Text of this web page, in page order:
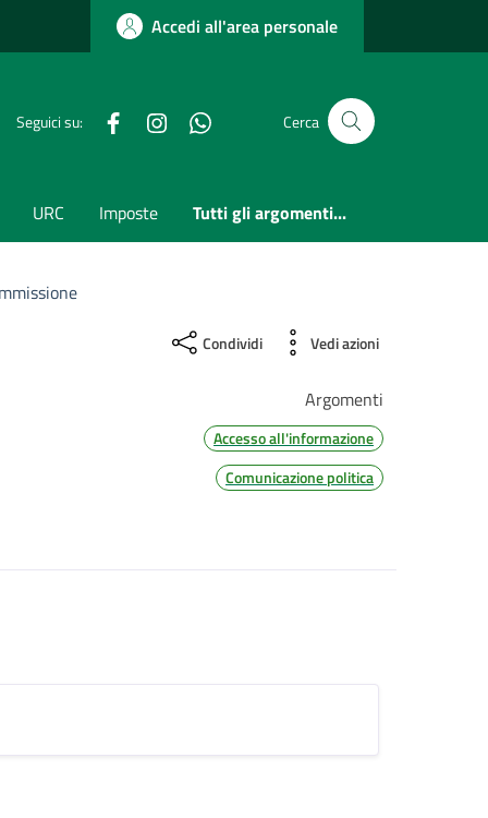
Accedi all'area personale
Seguici su: FacebookInstagramwhatsappCerca
URC Imposte Tutti gli argomenti...
Condividi Vedi azioni
Argomenti
Accesso all'informazione
Comunicazione politica